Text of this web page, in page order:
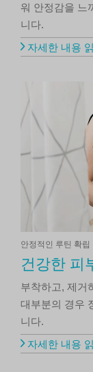
워 안정감을 느
니다.
자세한 내용
안정적인 루틴 확립
건강한 피
부착하고, 제거
대부분의 경우
니다.
자세한 내용